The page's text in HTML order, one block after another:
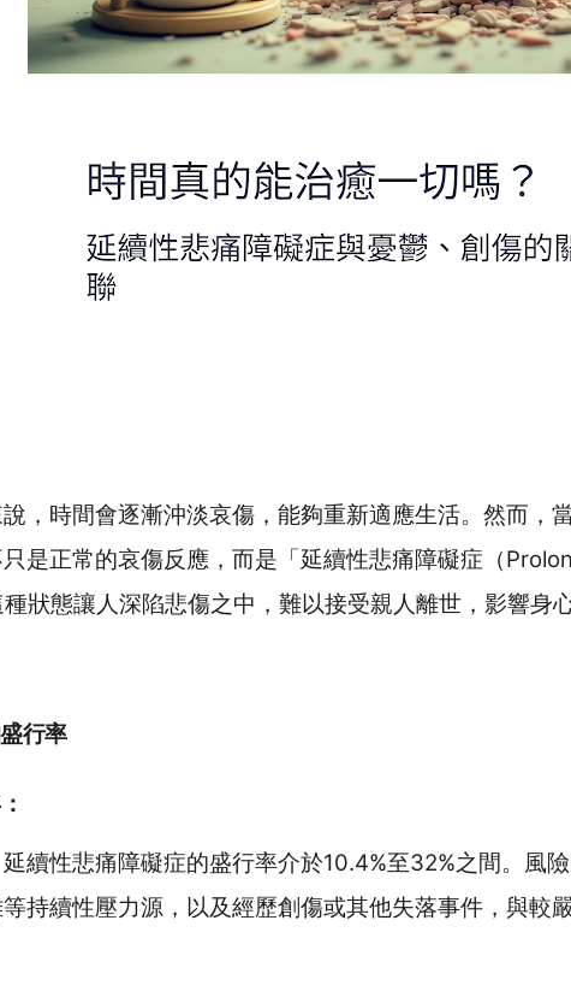
，時間會逐漸沖淡哀傷，能夠重新適應生活。然而，
是正常的哀傷反應，而是「延續性悲痛障礙症（
狀態讓人深陷悲傷之中，難以接受親人離世，影響身心
行率
續性悲痛障礙症的盛行率介於10.4%至32%之間。風
持續性壓力源，以及經歷創傷或其他失落事件，與較